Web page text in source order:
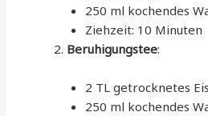
250 ml kochendes
Ziehzeit: 10 Minuten
Beruhigungstee:
2 TL getrocknetes
250 ml kochendes